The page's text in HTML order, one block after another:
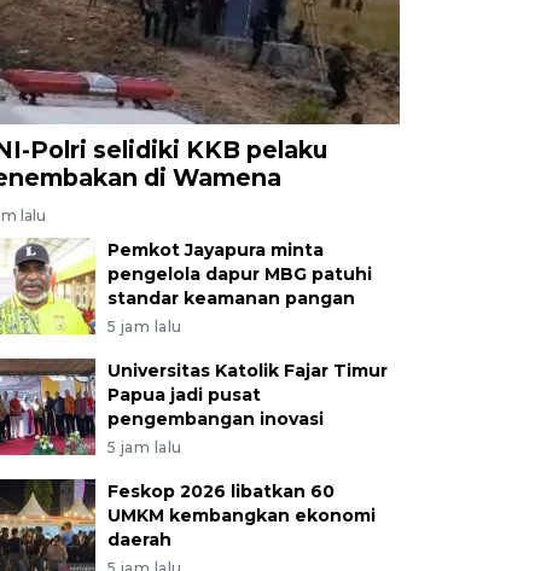
Polri selidiki KKB pelaku
di Wamena
lalu
Pemkot Jayapura minta
pengelola dapur MBG patuhi
standar keamanan pangan
5 jam lalu
Universitas Katolik Fajar Timur
Papua jadi pusat
pengembangan inovasi
5 jam lalu
Feskop 2026 libatkan 60
UMKM kembangkan ekonomi
daerah